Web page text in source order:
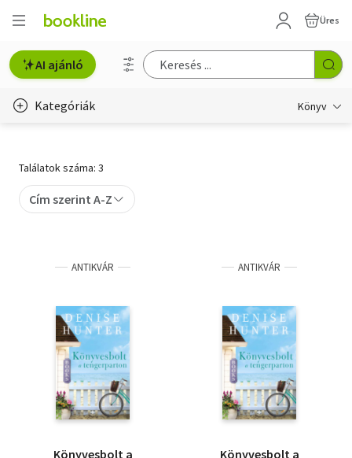
Üres
AI ajánló
Kategóriák Könyv
Gyermek- és ifjúsági
Művészet
Szakkönyv
Szótár, nyelvkönyv
Tankönyv, segédkönyv
Társadalomtudomány
Találatok száma: 3
Cím szerint A-Z
ANTIKVÁR
Könyvesbolt a
ANTIKVÁR
Könyvesbolt a